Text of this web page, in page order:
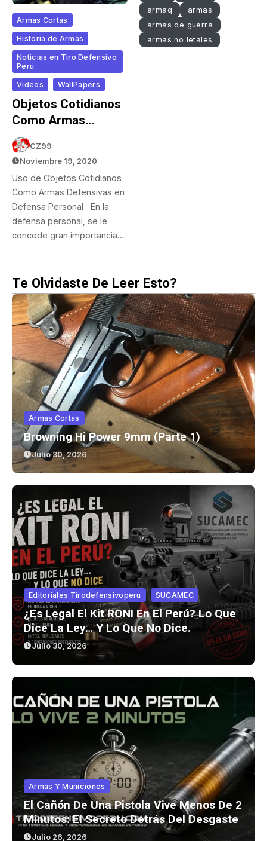
Armas Cortas
Historia de Armas
Noticias en Tiro Defensivo
Perú
Videos WallPapers
Objetos Cotidianos
Como Armas
Defensivas
CZ99
Noviembre 19, 2020
Uso de Objetos Cotidianos
Como Armas Defensivas en
Defensa Personal En la
defensa personal, se le
concede gran importancia…
armaq
armas
armas de guerra
armas no letales
Te Olvidaste De Leer Esto?
Armas Cortas
Browning Hi Power 9mm (parte 1)
Julio 30, 2026
Editoriales Tirodefensivoperu SUCAMEC
¿Es Legal El Kit RONI En El Perú? Lo Que
Dice La Ley… Y Lo Que No Dice.
Julio 30, 2026
Armas Y Municiones
El Cañón De Una Pistola Vive Menos De 2
Minutos: El Secreto Detrás Del Desgaste
Julio 26, 2026